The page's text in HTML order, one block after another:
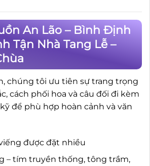
An Lão – Bình Định
Tận Nhà Tang Lễ –
chúng tôi ưu tiên sự trang trọng
cách phối hoa và câu đối đi kèm
để phù hợp hoàn cảnh và văn
được đặt nhiều
– tím truyền thống, tông trầm,